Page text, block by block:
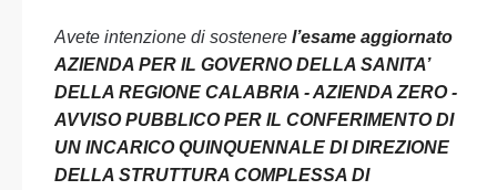
Avete intenzione di sostenere l’esame aggiornato
AZIENDA PER IL GOVERNO DELLA SANITA’
DELLA REGIONE CALABRIA - AZIENDA ZERO -
AVVISO PUBBLICO PER IL CONFERIMENTO DI
UN INCARICO QUINQUENNALE DI DIREZIONE
DELLA STRUTTURA COMPLESSA DI